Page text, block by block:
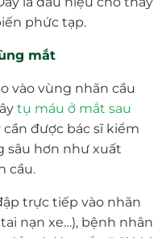
phức tạp.
mắt
vào vùng nhãn cầu
tụ máu ở mắt sau
cần được bác sĩ kiểm
sâu hơn như xuất
cầu.
trực tiếp vào nhãn
nạn xe…), bệnh nhân